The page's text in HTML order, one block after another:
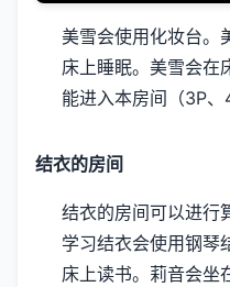
美雪会使用化妆台。
床上睡眠。 美雪会在
能进入本房间（3P、
结衣的房间
结衣的房间可以进行
学习结衣会使用钢琴
床上读书。 莉音会坐